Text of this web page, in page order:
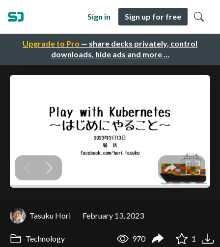
Upgrade to Pro — share decks privately, control
downloads, hide ads and more …
Sign in Sign up for free
Tasuku Hori February 13, 2023
Technology 970 1